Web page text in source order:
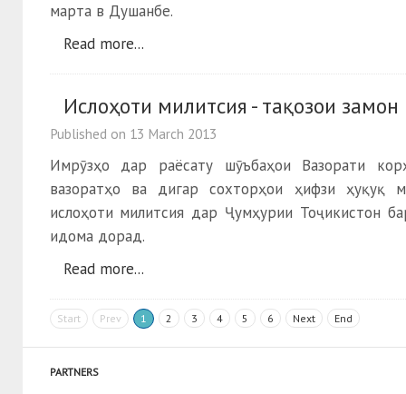
марта в Душанбе.
Read more...
Ислоҳоти милитсия - тақозои замон
Published on 13 March 2013
Имрӯзҳо дар раёсату шӯъбаҳои Вазорати
вазоратҳо ва дигар сохторҳои ҳифзи ҳуқуқ
ислоҳоти милитсия дар Ҷумҳурии Тоҷикистон
идома дорад.
Read more...
Start Prev 1 2 3 4 5 6 Next End
PARTNERS